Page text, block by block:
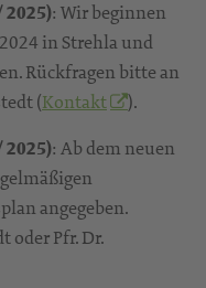
2025): Wir beginnen
in Strehla und
Rückfragen bitte an
(Kontakt
).
2025): Ab dem neuen
angegeben.
oder Pfr. Dr.